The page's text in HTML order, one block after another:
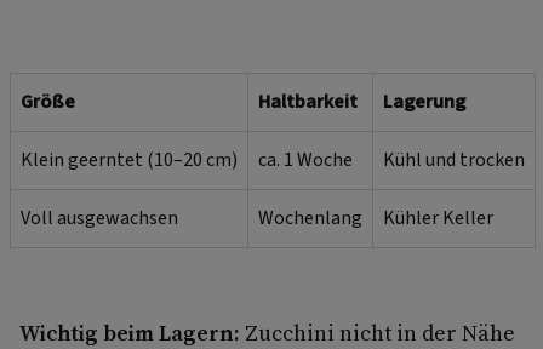
Größe Haltbarkeit Lagerung
Klein geerntet (10–20 cm) ca. 1 Woche Kühl und trocken
Voll ausgewachsen Wochenlang Kühler Keller
Wichtig beim Lagern: Zucchini nicht in der Nähe